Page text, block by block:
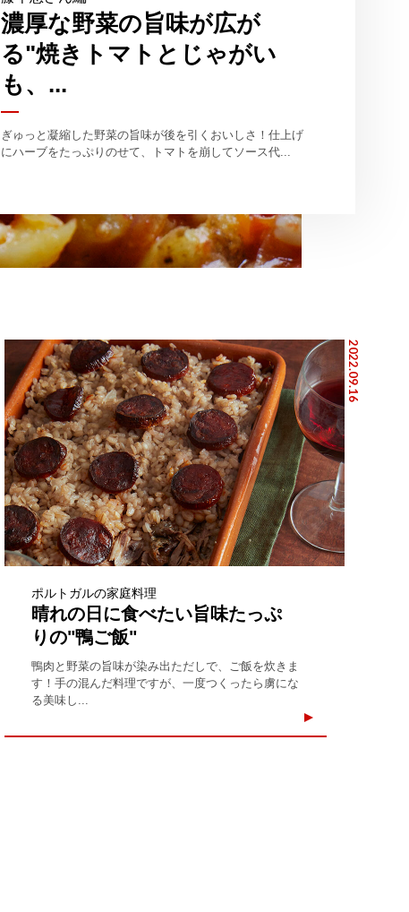
濃厚な野菜の旨味が広が
る"焼きトマトとじゃがい
も、...
ぎゅっと凝縮した野菜の旨味が後を引くおいしさ！仕上げ
にハーブをたっぷりのせて、トマトを崩してソース代...
2022.09.16
ポルトガルの家庭料理
晴れの日に食べたい旨味たっぷ
りの"鴨ご飯"
鴨肉と野菜の旨味が染み出ただしで、ご飯を炊きま
す！手の混んだ料理ですが、一度つくったら虜にな
る美味し...